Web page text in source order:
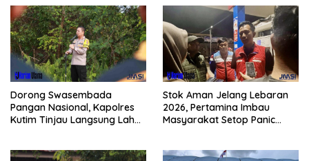
Dorong Swasembada
Pangan Nasional, Kapolres
Kutim Tinjau Langsung Lahan
Stok Aman Jelang Lebaran
2026, Pertamina Imbau
Masyarakat Setop Panic